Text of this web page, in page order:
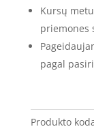
Kursų
priemones
pagal
Produkto